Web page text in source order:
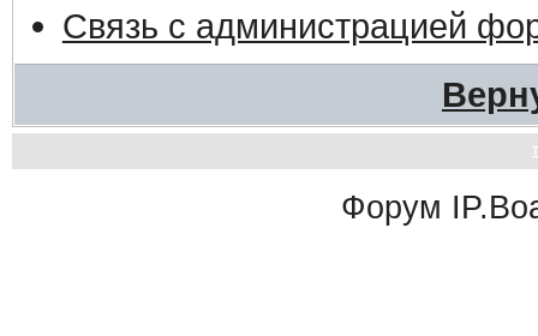
Связь с администрацией
Форум